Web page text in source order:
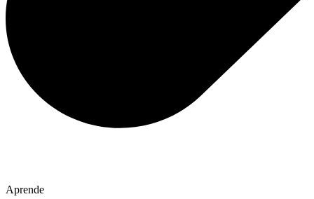
Aprende